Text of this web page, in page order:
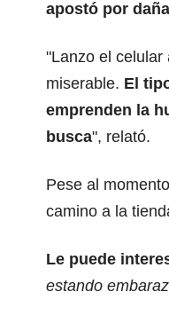
apostó por
"Lanzo el celular
miserable. El
emprenden la
busca", relató.
Pese al
camino a la
Le puede
estando